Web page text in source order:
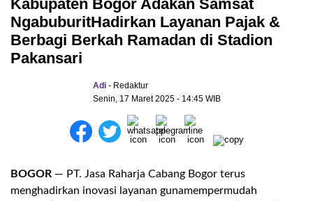
Kabupaten Bogor Adakan Samsat
NgabuburitHadirkan Layanan Pajak &
Berbagi Berkah Ramadan di Stadion
Pakansari
Adi - Redaktur
Senin, 17 Maret 2025 - 14:45 WIB
BOGOR — PT. Jasa Raharja Cabang Bogor terus
menghadirkan inovasi layanan gunamempermudah